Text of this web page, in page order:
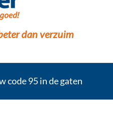
dan verzuim
code 95 in de gaten